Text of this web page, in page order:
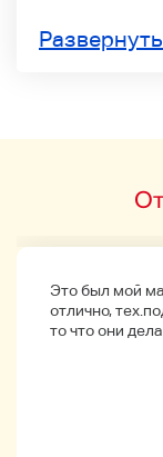
Это был мой
отлично,
то что они